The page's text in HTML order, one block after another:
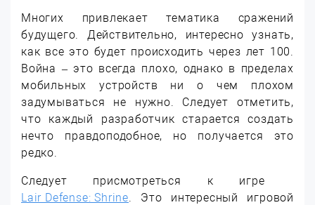
Многих привлекает тематика сражений
будущего. Действительно, интересно узнать,
как все это будет происходить через лет 100.
Война – это всегда плохо, однако в пределах
мобильных устройств ни о чем плохом
задумываться не нужно. Следует отметить,
что каждый разработчик старается создать
нечто правдоподобное, но получается это
редко.
Следует присмотреться к игре
Lair Defense: Shrine. Это интересный игровой